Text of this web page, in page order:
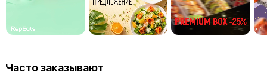
Часто заказывают